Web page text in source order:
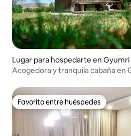
Lugar para hospedarte en Gyumri
Acogedora y tranquila cabaña en
Favorito entre huéspedes
Favorito entre huéspedes